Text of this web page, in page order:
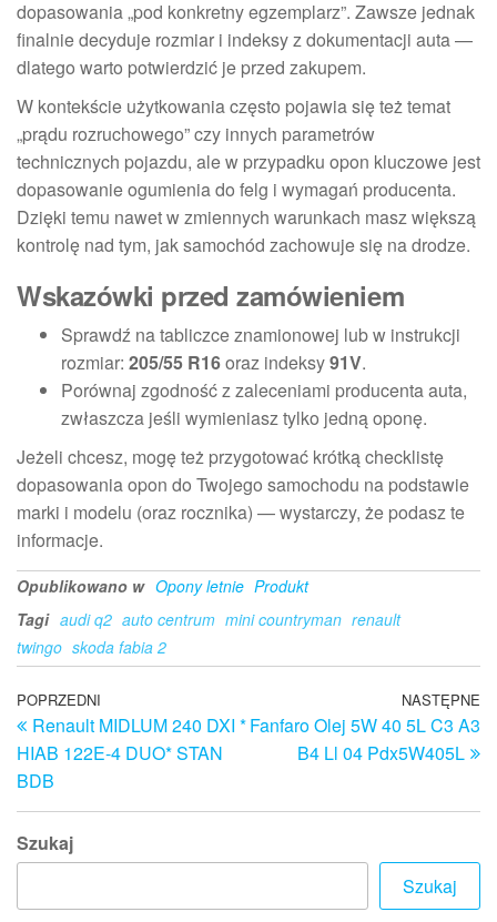
dopasowania „pod konkretny egzemplarz”. Zawsze jednak
finalnie decyduje rozmiar i indeksy z dokumentacji auta —
dlatego warto potwierdzić je przed zakupem.
W kontekście użytkowania często pojawia się też temat
„prądu rozruchowego” czy innych parametrów
technicznych pojazdu, ale w przypadku opon kluczowe jest
dopasowanie ogumienia do felg i wymagań producenta.
Dzięki temu nawet w zmiennych warunkach masz większą
kontrolę nad tym, jak samochód zachowuje się na drodze.
Wskazówki przed zamówieniem
Sprawdź na tabliczce znamionowej lub w instrukcji
rozmiar: 205/55 R16oraz indeksy91V.
Porównaj zgodność z zaleceniami producenta auta,
zwłaszcza jeśli wymieniasz tylko jedną oponę.
Jeżeli chcesz, mogę też przygotować krótką checklistę
dopasowania opon do Twojego samochodu na podstawie
marki i modelu (oraz rocznika) — wystarczy, że podasz te
informacje.
Opublikowano w Opony letnie Produkt
Tagi audi q2 auto centrum mini countryman renault
twingo skoda fabia 2
Nawigacja
wpisu
Poprzedni
wpis
POPRZEDNI
Renault MIDLUM 240 DXI *
HIAB 122E-4 DUO* STAN
BDB
NASTĘPNE
Fanfaro Olej 5W 40 5L C3 A3
B4 Ll 04 Pdx5W405L
Szukaj
Szukaj